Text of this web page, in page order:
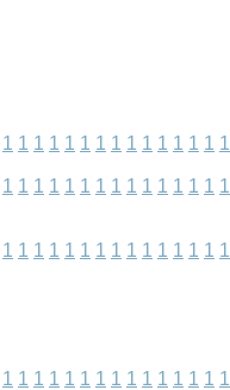
1 1 1 1 1 1 1 1 1 1 1 1 1 1 1
1 1 1 1 1 1 1 1 1 1 1 1 1 1 1
1 1 1 1 1 1 1 1 1 1 1 1 1 1 1
1 1 1 1 1 1 1 1 1 1 1 1 1 1 1